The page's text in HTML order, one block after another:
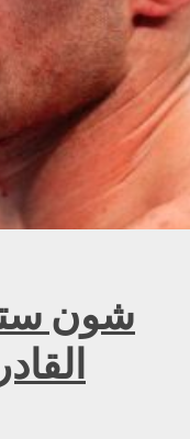
شون